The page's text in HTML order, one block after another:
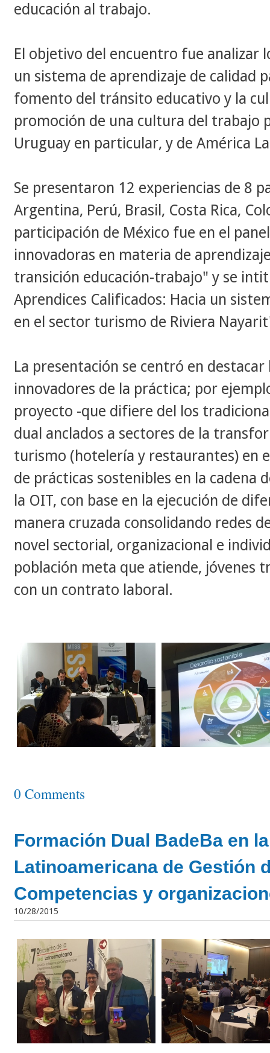
educación al trabajo.
El objetivo del encuentro fue analizar
un sistema de aprendizaje de calidad
fomento del tránsito educativo y la
promoción de una cultura del trabajo
Uruguay en particular, y de América
Se presentaron 12 experiencias de 8
Argentina, Perú, Brasil, Costa Rica,
participación de México fue en el
innovadoras en materia de
transición educación-trabajo" y se
Aprendices Calificados: Hacia un
en el sector turismo de Riviera
La presentación se centró en
innovadores de la práctica; por
proyecto -que difiere del los
dual anclados a sectores de la
turismo (hotelería y restaurantes) en
de prácticas sostenibles en la cadena
la OIT, con base en la ejecución de
manera cruzada consolidando redes
novel sectorial, organizacional e
población meta que atiende, jóvenes
con un contrato laboral.
0 Comments
Formación Dual BadeBa en
Latinoamericana de Gestión
Competencias y
10/28/2015